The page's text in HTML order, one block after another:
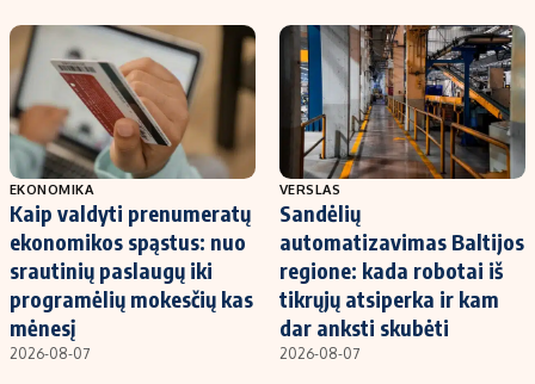
EKONOMIKA
Kaip valdyti prenumeratų
ekonomikos spąstus: nuo
srautinių paslaugų iki
programėlių mokesčių kas
mėnesį
2026-08-07
VERSLAS
Sandėlių
automatizavimas Baltijos
regione: kada robotai iš
tikrųjų atsiperka ir kam
dar anksti skubėti
2026-08-07